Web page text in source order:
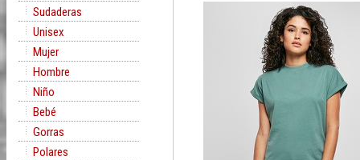
Sudaderas
Unisex
Mujer
Hombre
Niño
Bebé
Gorras
Polares